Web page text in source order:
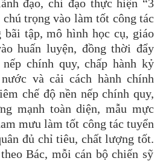
đạo, chỉ đạo thực hiện “3
trọng vào làm tốt công tác
bãi tập, mô hình học cụ, giáo
huấn luyện, đồng thời đẩy
chính quy, chấp hành kỷ
và cải cách hành chính
chế độ nền nếp chính quy,
mạnh toàn diện, mẫu mực
mưu làm tốt công tác tuyển
đủ chỉ tiêu, chất lượng tốt.
Bác, mỗi cán bộ chiến sỹ